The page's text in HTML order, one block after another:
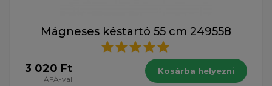
Mágneses késtartó 55 cm 249558
3 020 Ft
ÁFÁ-val
Kosárba helyezni